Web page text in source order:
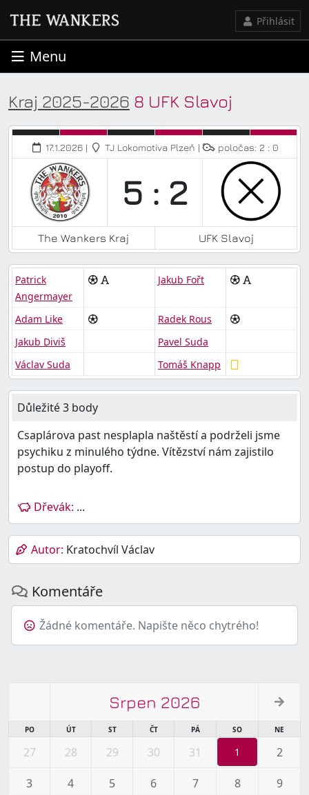
Přihlásit
Menu
Kraj 2025-2026 8 UFK Slavoj
17.1.2026 | TJ Lokomotiva Plzeň | poločas: 2 : 0
5 : 2
The Wankers Kraj UFK Slavoj
Patrick
Angermayer
Jakub Fořt
Adam Like
Radek Rous
Jakub Diviš
Pavel Suda
Václav Suda
Tomáš Knapp
Důležité 3 body
Csaplárova past nesplapla naštěstí a podrželi jsme
psychiku z minulého týdne. Vítězství nám zajistilo
postup do playoff.
Dřevák: ...
Autor: Kratochvíl Václav
Komentáře
Žádné komentáře. Napište něco chytrého!
Srpen 2026
PO ÚT ST ČT PÁ SO NE
27 28 29 30 31 1 2
3 4 5 6 7 8 9